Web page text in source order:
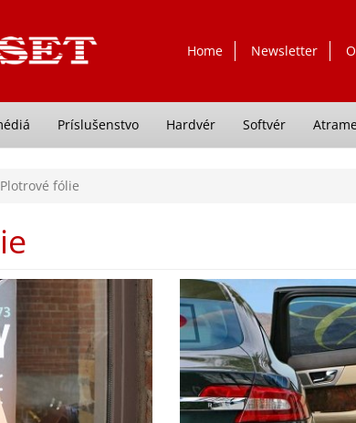
Home Newsletter
Príslušenstvo Hardvér Softvér
Plotrové fólie